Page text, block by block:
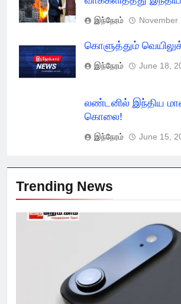
இந்நேரம் November
கொளுத்தும்
இந்நேரம் June 18,
லண்டனில் இந்திய
கொலை!
இந்நேரம் June 15,
Trending News